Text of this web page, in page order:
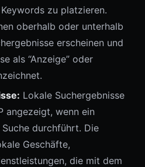
zu platzieren.
oberhalb oder unterhalb
erscheinen und
als “Anzeige” oder
Lokale Suchergebnisse
angezeigt, wenn ein
durchführt. Die
Geschäfte,
die mit dem